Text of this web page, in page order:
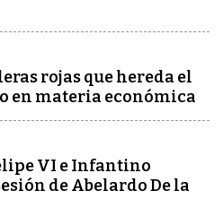
rojas que hereda el
en materia económica
VI e Infantino
de Abelardo De la